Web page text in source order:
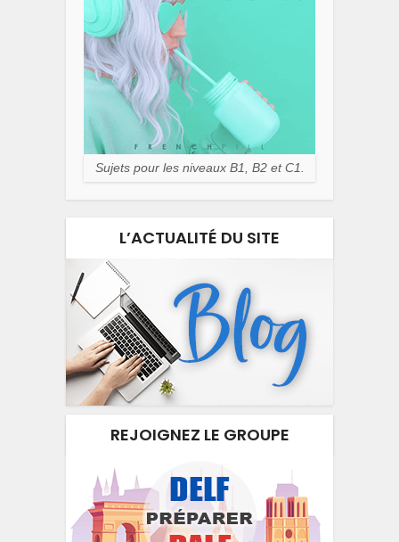
Sujets pour les niveaux B1, B2 et C1.
L’ACTUALITÉ DU SITE
REJOIGNEZ LE GROUPE